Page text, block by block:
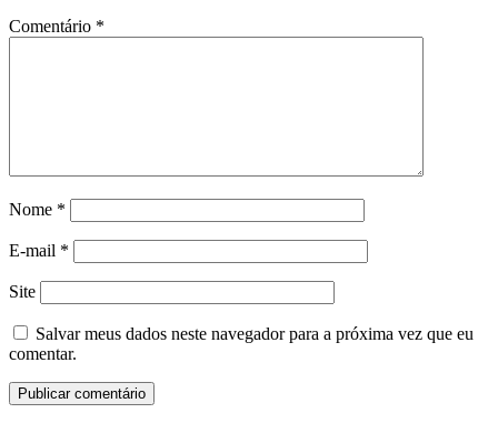
Comentário *
Nome *
E-mail *
Site
Salvar meus dados neste navegador para a próxima vez que eu
comentar.